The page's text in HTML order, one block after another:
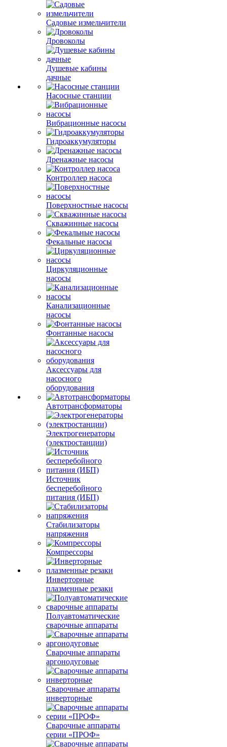
Садовые измельчители
Дровоколы
Душевые кабины
дачные
Насосные станции
Вибрационные насосы
Гидроаккумуляторы
Дренажные насосы
Контроллер насоса
Поверхностные насосы
Скважинные насосы
Фекальные насосы
Циркуляционные
насосы
Канализационные
насосы
Фонтанные насосы
Аксессуары для
насосного
оборудования
Автотрансформаторы
Электрогенераторы
(электростанции)
Источник
бесперебойного
питания (ИБП)
Стабилизаторы
напряжения
Компрессоры
Инверторные
плазменные резаки
Полуавтоматические
сварочные аппараты
Сварочные аппараты
аргонодуговые
Сварочные аппараты
инверторные
Сварочные аппараты
серии «ПРОФ»